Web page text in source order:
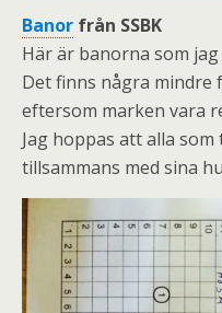
Banor från SSBK
Här är banorna som
Det finns några
eftersom marken vara
Jag hoppas att alla
tillsammans med sina